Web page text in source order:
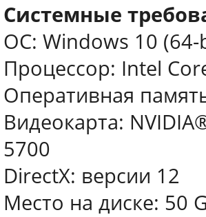
Системные
ОС: Windows 10 (64-
Процессор: Intel
Оперативная
Видеокарта:
5700
DirectX: версии 12
Место на диске: 50